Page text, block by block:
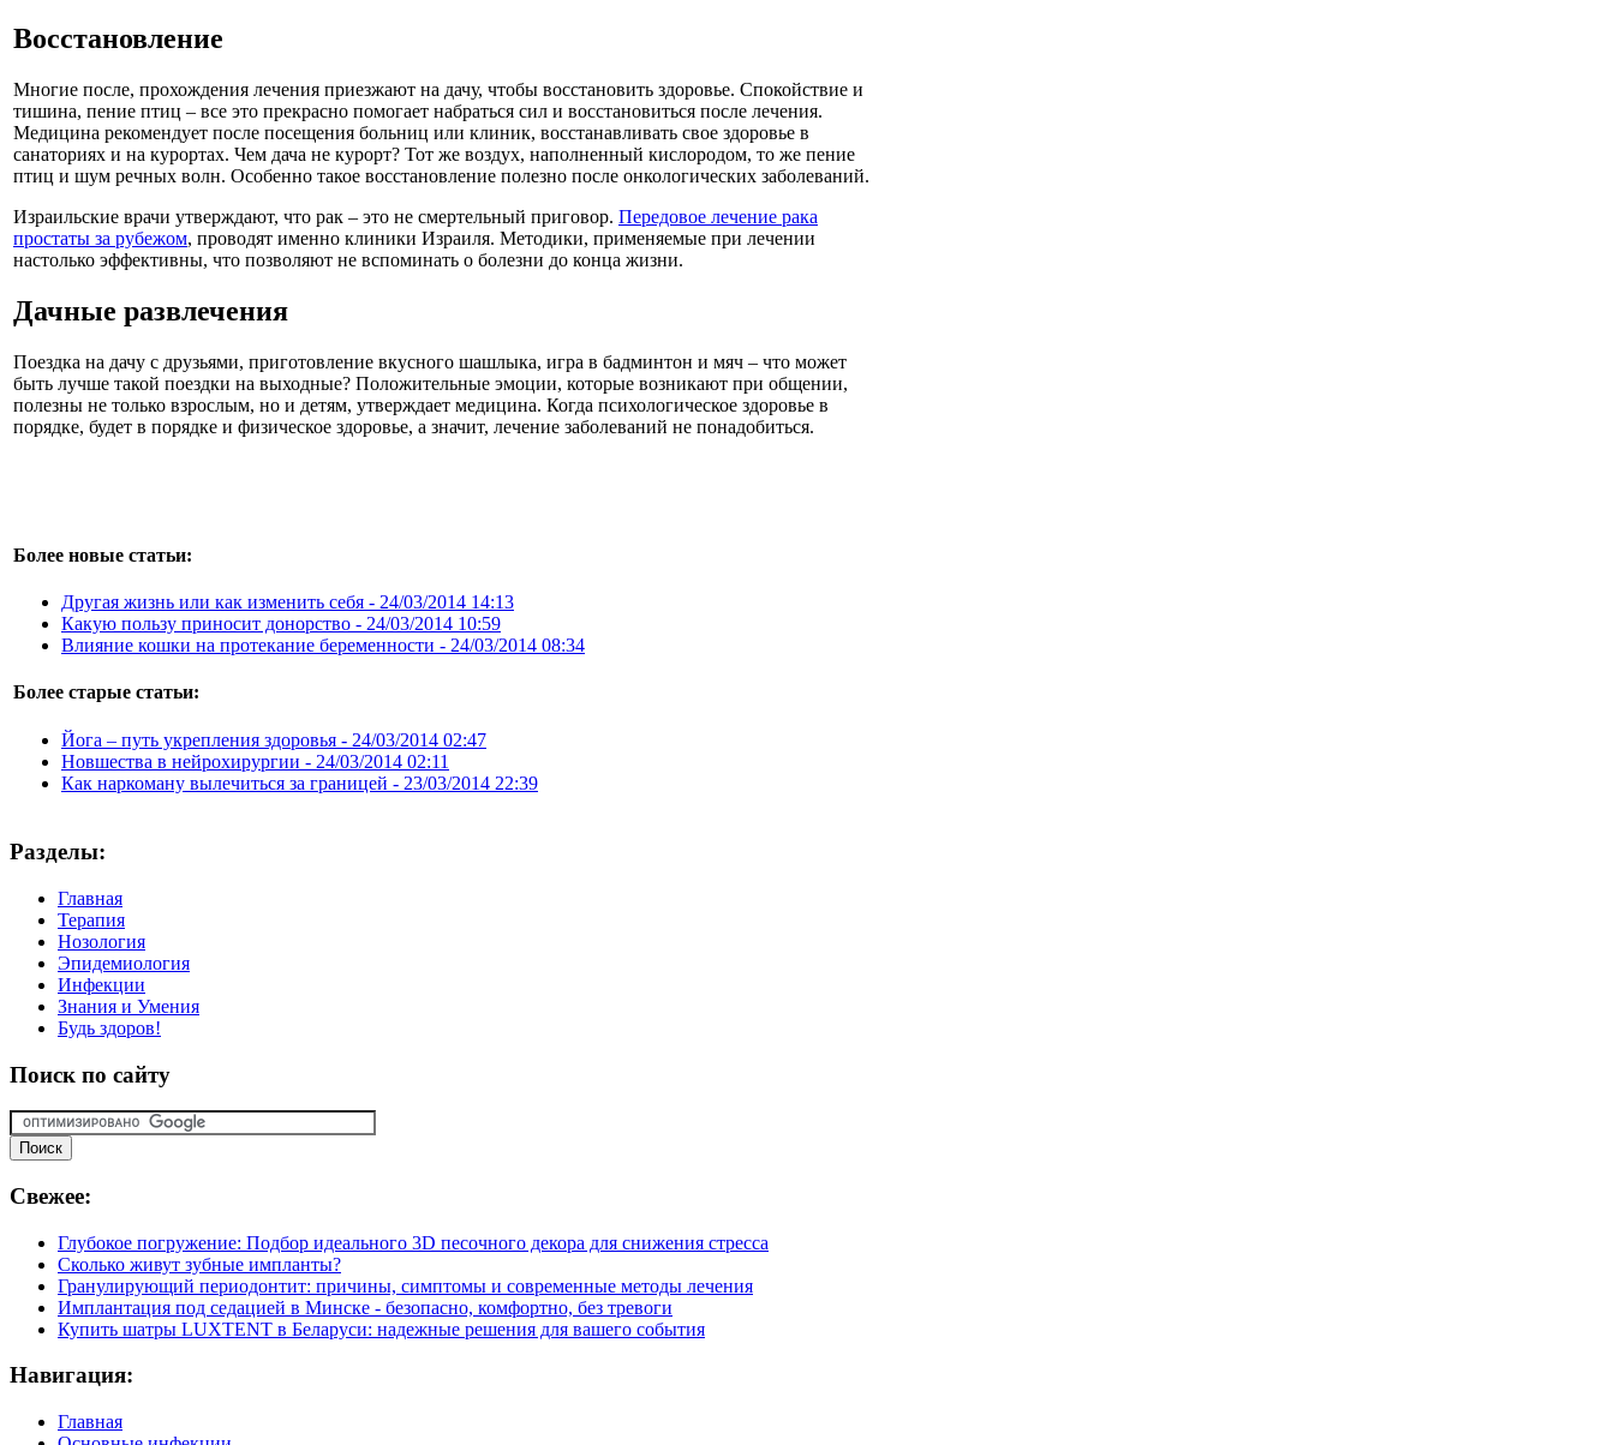
Восстановление
Многие после, прохождения лечения приезжают на дачу, чтобы восстановить здоровье. Спокойствие и
тишина, пение птиц – все это прекрасно помогает набраться сил и восстановиться после лечения.
Медицина рекомендует после посещения больниц или клиник, восстанавливать свое здоровье в
санаториях и на курортах. Чем дача не курорт? Тот же воздух, наполненный кислородом, то же пение
птиц и шум речных волн. Особенно такое восстановление полезно после онкологических заболеваний.
Израильские врачи утверждают, что рак – это не смертельный приговор. Передовое лечение рака
простаты за рубежом, проводят именно клиники Израиля. Методики, применяемые при лечении
настолько эффективны, что позволяют не вспоминать о болезни до конца жизни.
Дачные развлечения
Поездка на дачу с друзьями, приготовление вкусного шашлыка, игра в бадминтон и мяч – что может
быть лучше такой поездки на выходные? Положительные эмоции, которые возникают при общении,
полезны не только взрослым, но и детям, утверждает медицина. Когда психологическое здоровье в
порядке, будет в порядке и физическое здоровье, а значит, лечение заболеваний не понадобиться.
Более новые статьи:
Другая жизнь или как изменить себя - 24/03/2014 14:13
Какую пользу приносит донорство - 24/03/2014 10:59
Влияние кошки на протекание беременности - 24/03/2014 08:34
Более старые статьи:
Йога – путь укрепления здоровья - 24/03/2014 02:47
Новшества в нейрохирургии - 24/03/2014 02:11
Как наркоману вылечиться за границей - 23/03/2014 22:39
Разделы:
Главная
Терапия
Нозология
Эпидемиология
Инфекции
Знания и Умения
Будь здоров!
Поиск по сайту
Свежее:
Глубокое погружение: Подбор идеального 3D песочного декора для снижения стресса
Сколько живут зубные импланты?
Гранулирующий периодонтит: причины, симптомы и современные методы лечения
Имплантация под седацией в Минске - безопасно, комфортно, без тревоги
Купить шатры LUXTENT в Беларуси: надежные решения для вашего события
Навигация:
Главная